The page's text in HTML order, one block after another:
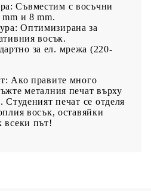
Съвместим с восъчни
и 8 mm.
Оптимизирана за
восък.
за ел. мрежа (220-
Ако правите много
металния печат върху
печат се отделя
восък, оставяйки
всеки път!